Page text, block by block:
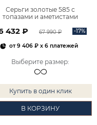
Серьги золотые 585 с
топазами и аметистами
432 ₽ 67 990 ₽ -17%
от9 406 ₽x 6 платежей
Выберите размер:
Купить в один клик
В КОРЗИНУ